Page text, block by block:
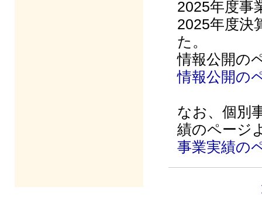
2025年度事
2025年度決
た。
情報公開の
情報公開の
なお、個別
績のページ
事業実績の